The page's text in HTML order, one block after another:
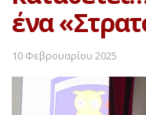
ένα
10 Φεβρουαρίου 2025